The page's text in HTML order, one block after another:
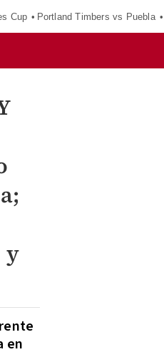
Cup Portland Timbers vs Puebla
y
en